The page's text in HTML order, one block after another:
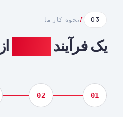
03
/نحوه کار ما
یک فرآیند
01
02